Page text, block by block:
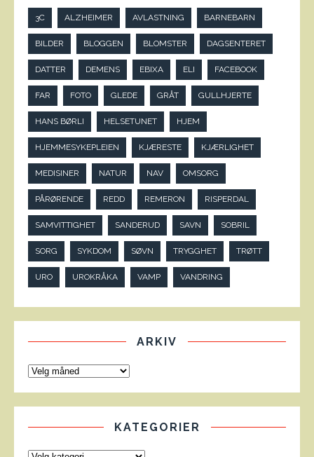
3C ALZHEIMER AVLASTNING BARNEBARN
BILDER BLOGGEN BLOMSTER DAGSENTERET
DATTER DEMENS EBIXA ELI FACEBOOK
FAR FOTO GLEDE GRÅT GULLHJERTE
HANS BØRLI HELSETUNET HJEM
HJEMMESYKEPLEIEN KJÆRESTE KJÆRLIGHET
MEDISINER NATUR NAV OMSORG
PÅRØRENDE REDD REMERON RISPERDAL
SAMVITTIGHET SANDERUD SAVN SOBRIL
SORG SYKDOM SØVN TRYGGHET TRØTT
URO UROKRÅKA VAMP VANDRING
ARKIV
KATEGORIER